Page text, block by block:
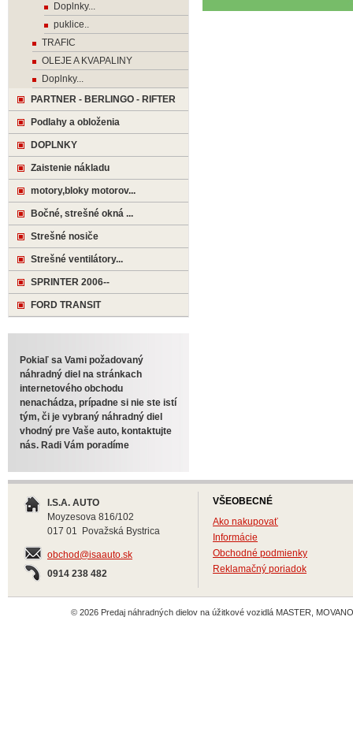
Doplnky...
puklice..
TRAFIC
OLEJE A KVAPALINY
Doplnky...
PARTNER - BERLINGO - RIFTER
Podlahy a obloženia
DOPLNKY
Zaistenie nákladu
motory,bloky motorov...
Bočné, strešné okná ...
Strešné nosiče
Strešné ventilátory...
SPRINTER 2006--
FORD TRANSIT
Pokiaľ sa Vami požadovaný
náhradný diel na stránkach
internetového obchodu
nenachádza, prípadne si nie ste istí
tým, či je vybraný náhradný diel
vhodný pre Vaše auto, kontaktujte
nás. Radi Vám poradíme
I.S.A. AUTO
Moyzesova 816/102
017 01 Považská Bystrica
obchod@isaauto.sk
0914 238 482
VŠEOBECNÉ
Ako nakupovať
Informácie
Obchodné podmienky
Reklamačný poriadok
© 2026 Predaj náhradných dielov na úžitkové vozidlá MASTER,